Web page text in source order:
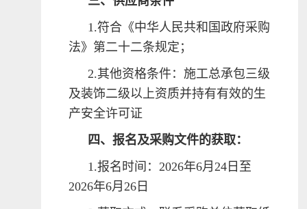
1.符合《中华人民共和国政府采购
法》第二十二条规定；
2.其他资格条件：施工总承包三级
及装饰二级以上资质并持有有效的生
产安全许可证
四、报名及采购文件的获取：
1.报名时间：2026年6月24日至
2026年6月26日